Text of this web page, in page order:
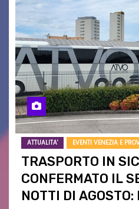
ATTUALITA' EVENTI VENEZIA E
TRASPORTO IN
CONFERMATO IL
NOTTI DI